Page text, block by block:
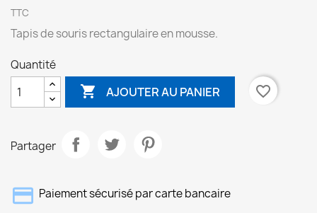
TTC
Tapis de souris rectangulaire en mousse.
Quantité
 AJOUTER AU PANIER favorite_border
Partager
Paiement sécurisé par carte bancaire